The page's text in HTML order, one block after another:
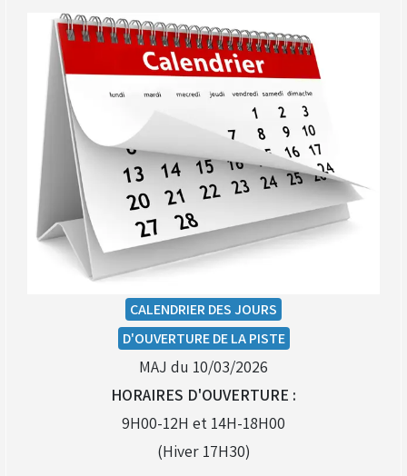
CALENDRIER DES JOURS
D'OUVERTURE DE LA PISTE
MAJ du 10/03/2026
HORAIRES D'OUVERTURE :
9H00-12H et 14H-18H00
(Hiver 17H30)